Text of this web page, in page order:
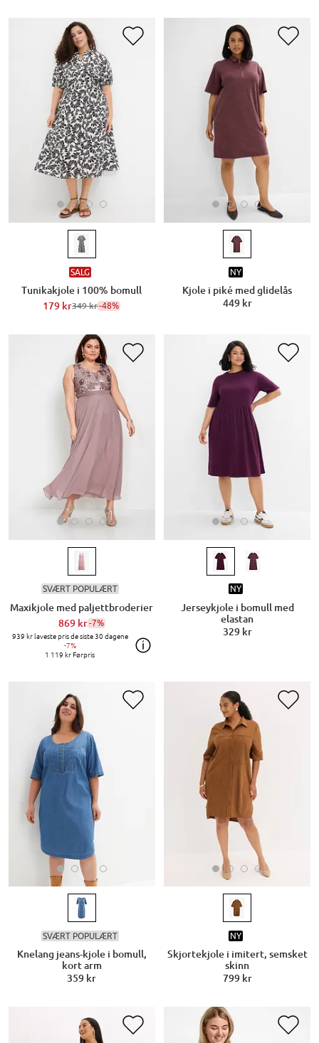
SALG
Tunikakjole i 100% bomull
179 kr349 kr-48%
NY
Kjole i piké med glidelås
449 kr
SVÆRT POPULÆRT
Maxikjole med paljettbroderier
869 kr-7%
939 krlaveste pris de siste 30 dagene
-7%
1 119 krFørpris
NY
Jerseykjole i bomull med
elastan
329 kr
SVÆRT POPULÆRT
Knelang jeans-kjole i bomull,
kort arm
359 kr
NY
Skjortekjole i imitert, semsket
skinn
799 kr